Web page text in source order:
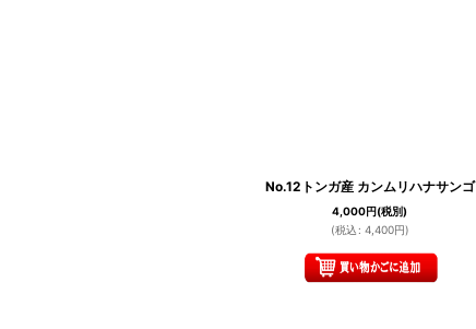
No.12トンガ産 カンムリハナサンゴ
4,000円(税別)
(税込 : 4,400円)